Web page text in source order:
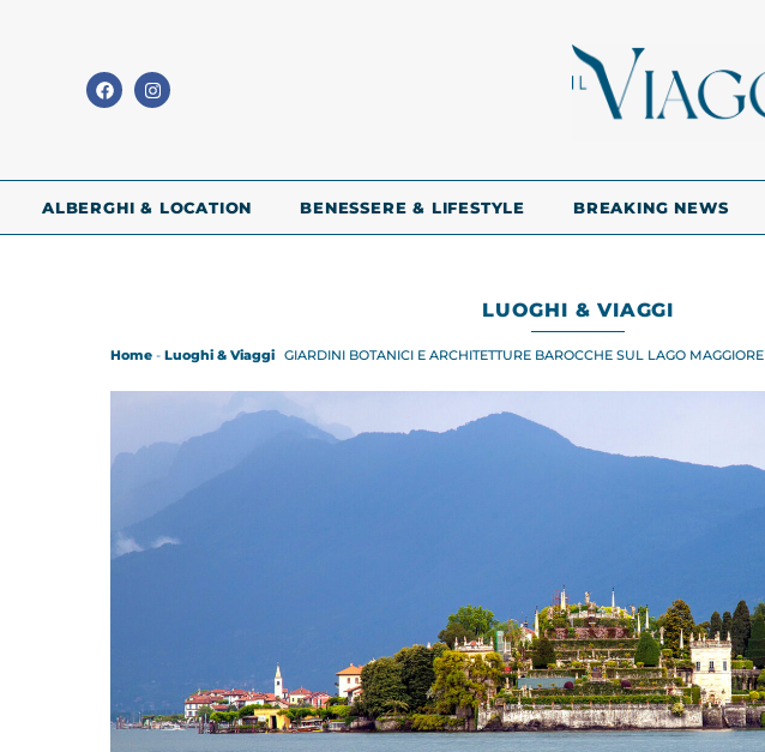
ALBERGHI & LOCATION BENESSERE & LIFESTYLE BREAKING NEWS
LUOGHI & VIAGGI
Home - Luoghi & Viaggi GIARDINI BOTANICI E ARCHITETTURE BAROCCHE SUL LAGO MAGGIORE